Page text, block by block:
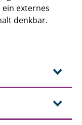
externes
denkbar.